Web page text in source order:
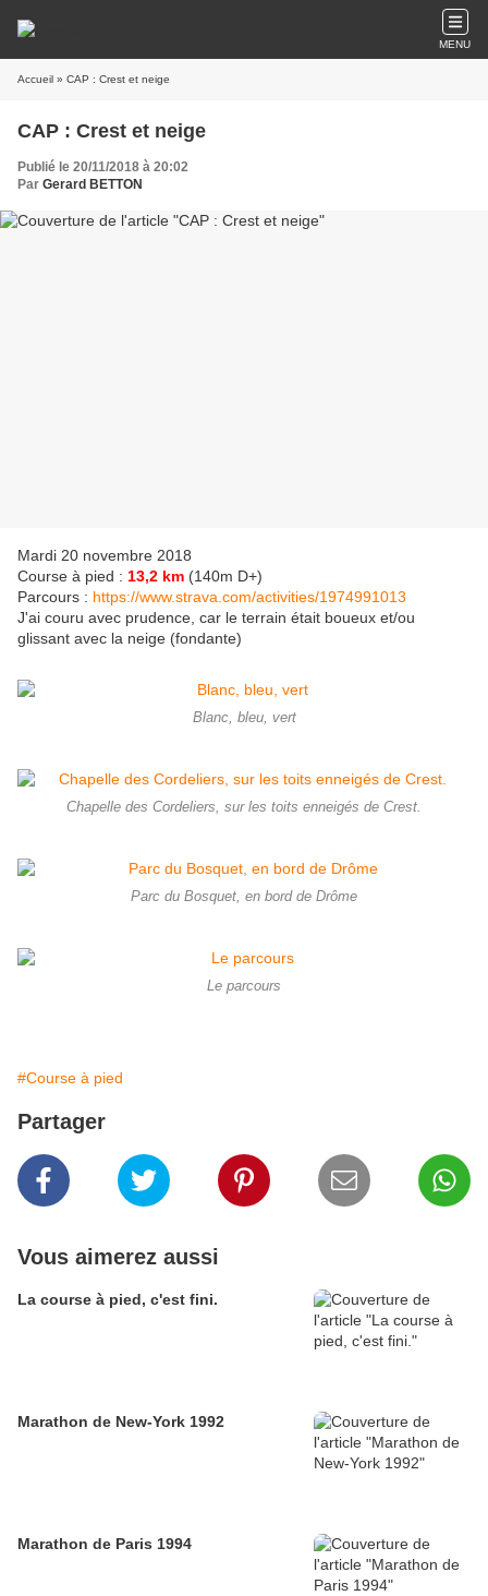
MENU
Accueil » CAP : Crest et neige
CAP : Crest et neige
Publié le 20/11/2018 à 20:02
Par Gerard BETTON
Mardi 20 novembre 2018
Course à pied : 13,2 km (140m D+)
Parcours : https://www.strava.com/activities/1974991013
J'ai couru avec prudence, car le terrain était boueux et/ou
glissant avec la neige (fondante)
Blanc, bleu, vert
Chapelle des Cordeliers, sur les toits enneigés de Crest.
Parc du Bosquet, en bord de Drôme
Le parcours
#Course à pied
Partager
Vous aimerez aussi
La course à pied, c'est fini.
Marathon de New-York 1992
Marathon de Paris 1994